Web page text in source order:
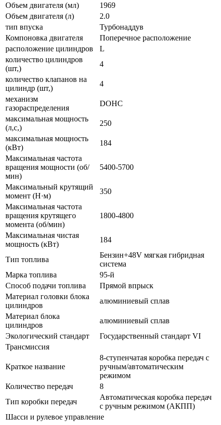
Объем двигателя (мл)
1969
Объем двигателя (л)
2.0
тип впуска
Турбонаддув
Компоновка двигателя
Поперечное расположение
расположение цилиндров
L
количество цилиндров
(шт,)
4
количество клапанов на
цилиндр (шт,)
4
механизм
газораспределения
DOHC
максимальная мощность
(л,с,)
250
максимальная мощность
(кВт)
184
Максимальная частота
вращения мощности (об/
мин)
5400-5700
Максимальный крутящий
момент (Н·м)
350
Максимальная частота
вращения крутящего
момента (об/мин)
1800-4800
Максимальная чистая
мощность (кВт)
184
Тип топлива
Бензин+48V мягкая гибридная
система
Марка топлива
95-й
Способ подачи топлива
Прямой впрыск
Материал головки блока
цилиндров
алюминиевый сплав
Материал блока
цилиндров
алюминиевый сплав
Экологический стандарт
Государственный стандарт VI
Трансмиссия
Краткое название
8-ступенчатая коробка передач с
ручным/автоматическим
режимом
Количество передач
8
Тип коробки передач
Автоматическая коробка передач
с ручным режимом (АКПП)
Шасси и рулевое управление